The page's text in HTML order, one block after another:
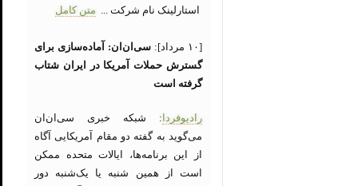
استارلینک نام شرکت ... متن کامل
[۱۰ مرداد]:
سی‌ان‌ان: آماده‌سازی برای
گسترش حملات آمریکا در ایران شتاب
گرفته است
رادیوفردا : شبکه خبری سی‌ان‌ان
می‌گوید به گفته دو مقام آمریکایی آگاه
از این برنامه‌ها، ایالات متحده ممکن
است از همین شنبه یا یک‌شنبه دور